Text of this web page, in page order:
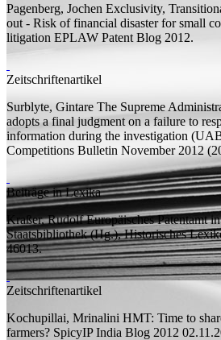
Pagenberg, Jochen Exclusivity,
out - Risk of financial disaster for small
litigation EPLAW Patent Blog 2012.
Zeitschriftenartikel
Surblyte, Gintare The Supreme
adopts a final judgment on a failure to
information during the investigation
Competitions Bulletin November 2012
Beiträge in Lexika
Kraßer, Rudolf Europäisches Patentamt
Staatsbibliothek (Hg.), Historisches
46013.
Zeitschriftenartikel
Kochupillai, Mrinalini HMT: Time to
farmers? SpicyIP India Blog 2012